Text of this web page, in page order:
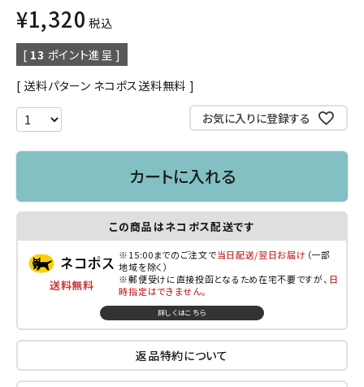
¥1,320 税込
[ 13 ポイント進呈 ]
送料パターン ネコポス送料無料
お気に入りに登録する
カートに入れる
この商品はネコポス配送です
送料無料
※15:00までのご注文で当日配送/翌日お届け （一部
地域を除く）
※郵便受けに直接投函となるため在宅不要ですが、 日
時指定はできません。
詳しくはこちら
返品特約について